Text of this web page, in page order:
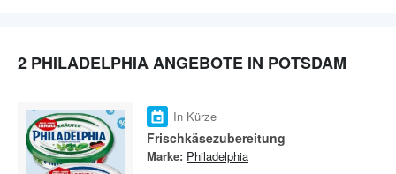
2 PHILADELPHIA ANGEBOTE IN POTSDAM
In Kürze
Frischkäsezubereitung
Marke: Philadelphia